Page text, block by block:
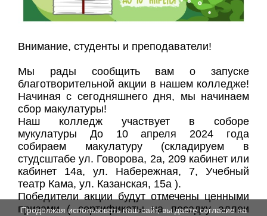
Внимание, студенты и преподаватели!
Мы рады сообщить вам о запуске
благотворительной акции в нашем колледже!
Начиная с сегодняшнего дня, мы начинаем
сбор макулатуры!
Наш колледж участвует в соборе
мукулатуры До 10 апреля 2024 года
собираем макулатуру (складируем в
студсштабе ул. Говорова, 2а, 209 кабинет или
кабинет 14а, ул. Набережная, 7, Учебный
театр Кама, ул. Казанская, 15а ).
Победители акции будут отмечены ценными
призами ( сертификаты на посадку аллеи
Продолжая использовать наш сайт, вы даете согласие на